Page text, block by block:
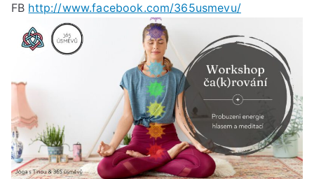
FB http://www.facebook.com/365usmevu/